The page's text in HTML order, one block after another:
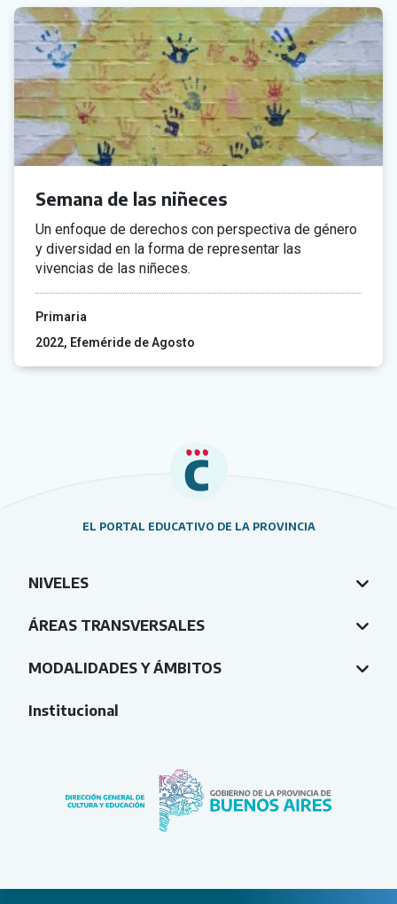
Semana de las niñeces
Un enfoque de derechos con perspectiva de género
y diversidad en la forma de representar las
vivencias de las niñeces.
Primaria
2022 Efeméride de Agosto
EL PORTAL EDUCATIVO DE LA PROVINCIA
NIVELES
ÁREAS TRANSVERSALES
MODALIDADES Y ÁMBITOS
Institucional